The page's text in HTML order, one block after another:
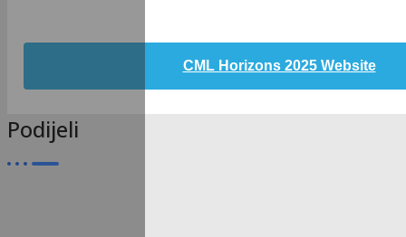
CML Horizons 2025 Website
Podijeli